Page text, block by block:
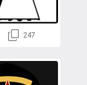
247